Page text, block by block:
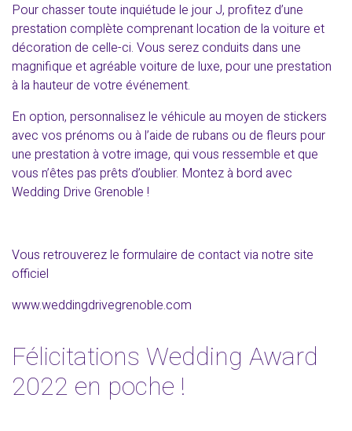
Pour chasser toute inquiétude le jour J, profitez d’une
prestation complète comprenant location de la voiture et
décoration de celle-ci. Vous serez conduits dans une
magnifique et agréable voiture de luxe, pour une prestation
à la hauteur de votre événement.
En option, personnalisez le véhicule au moyen de stickers
avec vos prénoms ou à l’aide de rubans ou de fleurs pour
une prestation à votre image, qui vous ressemble et que
vous n’êtes pas prêts d’oublier. Montez à bord avec
Wedding Drive Grenoble !
Vous retrouverez le formulaire de contact via notre site
officiel
www.weddingdrivegrenoble.com
Félicitations Wedding Award
2022 en poche !